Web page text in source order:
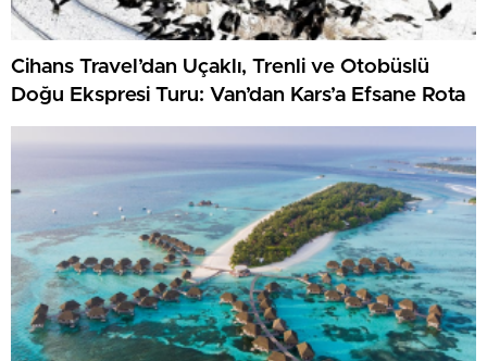
Cihans Travel’dan Uçaklı, Trenli ve Otobüslü
Doğu Ekspresi Turu: Van’dan Kars’a Efsane Rota